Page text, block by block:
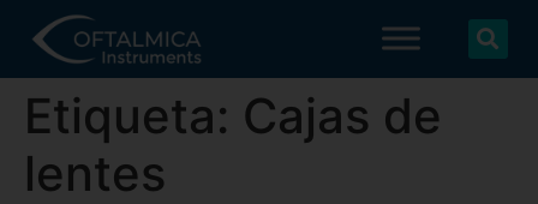
Etiqueta: Cajas de
lentes